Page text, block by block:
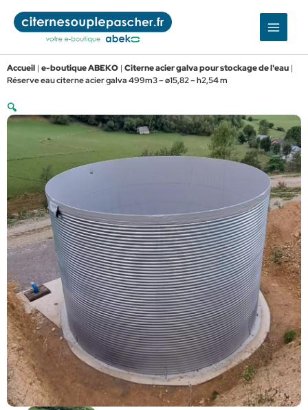
contenu
Accueil | e-boutique ABEKO | Citerne acier galva pour stockage de l'eau |
Réserve eau citerne acier galva 499m3 – ø15,82 – h2,54 m
🔍